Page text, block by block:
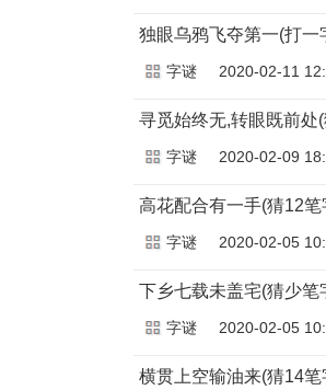
独眼乌鸦飞夺第一(打一
2020-02-11
字谜
寻觅始终无,转眼既前处
2020-02-09
字谜
高花配合有一手(猜12笔
2020-02-05
字谜
下乡七载未盖宅(猜少笔
2020-02-05
字谜
横贯上空输油来(猜14笔